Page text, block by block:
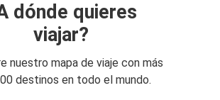
dónde quieres
viajar?
nuestro mapa de viaje con más
destinos en todo el mundo.